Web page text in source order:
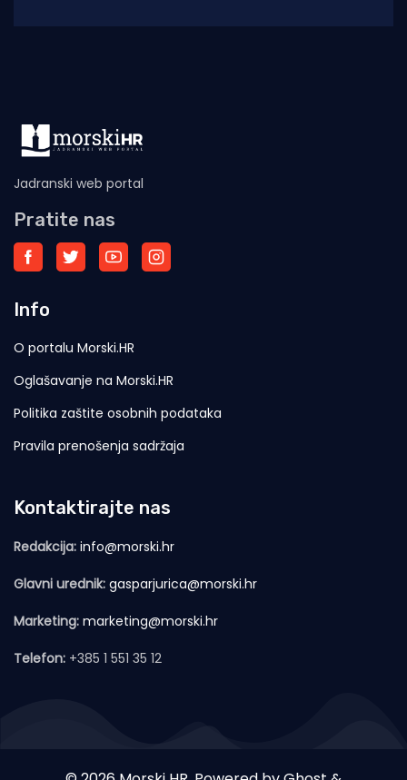
Jadranski web portal
Pratite nas
Info
O portalu Morski.HR
Oglašavanje na Morski.HR
Politika zaštite osobnih podataka
Pravila prenošenja sadržaja
Kontaktirajte nas
Redakcija: info@morski.hr
Glavni urednik: gasparjurica@morski.hr
Marketing: marketing@morski.hr
Telefon: +385 1 551 35 12